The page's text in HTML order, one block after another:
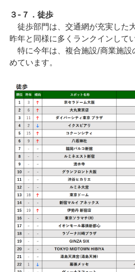
３-７．徒歩
徒歩部門は、交通網が充実した
昨年と同様に多くランクインしてい
特に今年は、複合施設/商業施設
めています。